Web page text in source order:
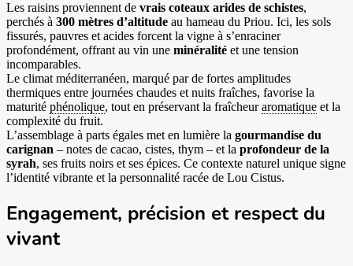
Les raisins proviennent de vrais coteaux arides de schistes,
perchés à 300 mètres d’altitude au hameau du Priou. Ici, les sols
fissurés, pauvres et acides forcent la vigne à s’enraciner
profondément, offrant au vin une minéralité et une tension
incomparables.
Le climat méditerranéen, marqué par de fortes amplitudes
thermiques entre journées chaudes et nuits fraîches, favorise la
maturité phénolique, tout en préservant la fraîcheuraromatique et la
complexité du fruit.
L’assemblage à parts égales met en lumière la gourmandise du
carignan – notes de cacao, cistes, thym – et la profondeur de la
syrah, ses fruits noirs et ses épices. Ce contexte naturel unique signe
l’identité vibrante et la personnalité racée de Lou Cistus.
Engagement, précision et respect du
vivant